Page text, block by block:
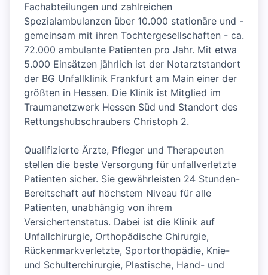
Fachabteilungen und zahlreichen
Spezialambulanzen über 10.000 stationäre und -
gemeinsam mit ihren Tochtergesellschaften - ca.
72.000 ambulante Patienten pro Jahr. Mit etwa
5.000 Einsätzen jährlich ist der Notarztstandort
der BG Unfallklinik Frankfurt am Main einer der
größten in Hessen. Die Klinik ist Mitglied im
Traumanetzwerk Hessen Süd und Standort des
Rettungshubschraubers Christoph 2.
Qualifizierte Ärzte, Pfleger und Therapeuten
stellen die beste Versorgung für unfallverletzte
Patienten sicher. Sie gewährleisten 24 Stunden-
Bereitschaft auf höchstem Niveau für alle
Patienten, unabhängig von ihrem
Versichertenstatus. Dabei ist die Klinik auf
Unfallchirurgie, Orthopädische Chirurgie,
Rückenmarkverletzte, Sportorthopädie, Knie-
und Schulterchirurgie, Plastische, Hand- und